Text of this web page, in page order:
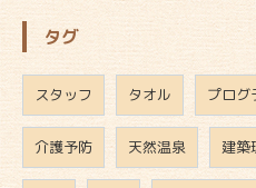
タグ
スタッフ タオル プログ
介護予防 天然温泉 建築